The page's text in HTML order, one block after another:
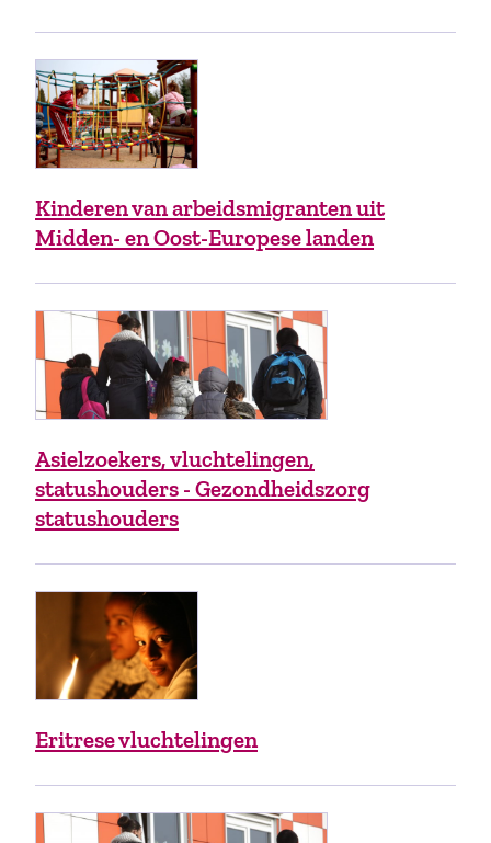
Kinderen van arbeidsmigranten uit
Midden- en Oost-Europese landen
Asielzoekers, vluchtelingen,
statushouders - Gezondheidszorg
statushouders
Eritrese vluchtelingen